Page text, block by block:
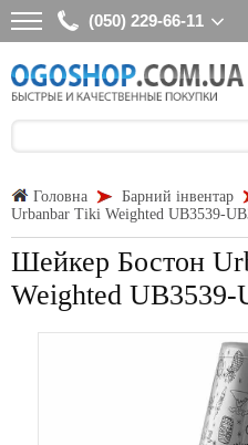
(050) 229-66-11
Головна Барний інвентар
Urbanbar Tiki Weighted UB3539-
Шейкер Бостон
Weighted